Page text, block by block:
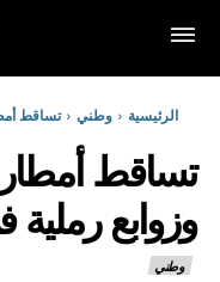
الرئيسية وطني
تساقط
تساقط
وزوابع
وطني